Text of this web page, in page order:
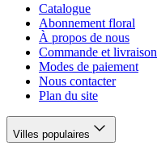
Catalogue
Abonnement floral
À propos de nous
Commande et livraison
Modes de paiement
Nous contacter
Plan du site
Villes populaires